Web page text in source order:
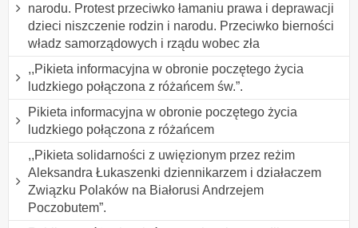
narodu. Protest przeciwko łamaniu prawa i deprawacji
dzieci niszczenie rodzin i narodu. Przeciwko bierności
władz samorządowych i rządu wobec zła
,,Pikieta informacyjna w obronie poczętego życia
ludzkiego połączona z różańcem św.”.
Pikieta informacyjna w obronie poczętego życia
ludzkiego połączona z różańcem
,,Pikieta solidarności z uwięzionym przez reżim
Aleksandra Łukaszenki dziennikarzem i działaczem
Związku Polaków na Białorusi Andrzejem
Poczobutem”.